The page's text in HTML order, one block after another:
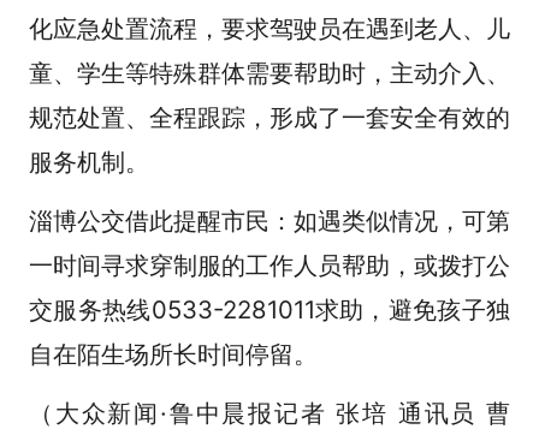
化应急处置流程，要求驾驶员在遇到老人、儿
童、学生等特殊群体需要帮助时，主动介入、
规范处置、全程跟踪，形成了一套安全有效的
服务机制。
淄博公交借此提醒市民：如遇类似情况，可第
一时间寻求穿制服的工作人员帮助，或拨打公
交服务热线0533-2281011求助，避免孩子独
自在陌生场所长时间停留。
（大众新闻·鲁中晨报记者 张培 通讯员 曹